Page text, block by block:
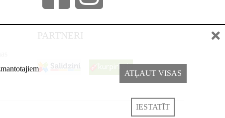
PARTNERI
ATĻAUT VISAS
IESTATĪT